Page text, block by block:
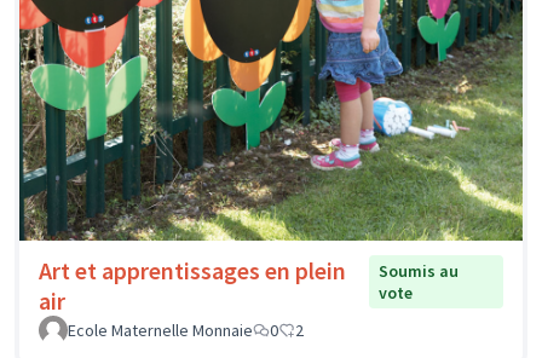
Art et apprentissages en plein
air
Soumis au
vote
Ecole Maternelle Monnaie
0 2